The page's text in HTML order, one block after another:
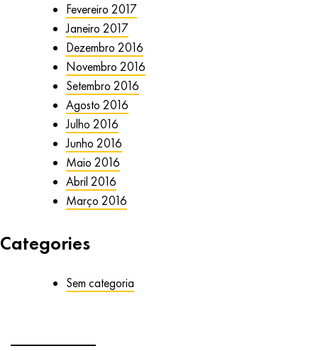
Fevereiro 2017
Janeiro 2017
Dezembro 2016
Novembro 2016
Setembro 2016
Agosto 2016
Julho 2016
Junho 2016
Maio 2016
Abril 2016
Março 2016
Categories
Sem categoria